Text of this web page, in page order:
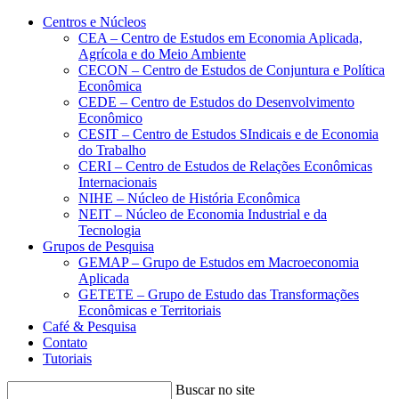
Conteúdo principal Menu principal
Centros e Núcleos
CEA – Centro de Estudos em Economia Aplicada,
Agrícola e do Meio Ambiente
CECON – Centro de Estudos de Conjuntura e Política
Econômica
CEDE – Centro de Estudos do Desenvolvimento
Econômico
CESIT – Centro de Estudos SIndicais e de Economia
do Trabalho
CERI – Centro de Estudos de Relações Econômicas
Internacionais
NIHE – Núcleo de História Econômica
NEIT – Núcleo de Economia Industrial e da
Tecnologia
Grupos de Pesquisa
GEMAP – Grupo de Estudos em Macroeconomia
Aplicada
GETETE – Grupo de Estudo das Transformações
Econômicas e Territoriais
Café & Pesquisa
Contato
Tutoriais
Buscar no site